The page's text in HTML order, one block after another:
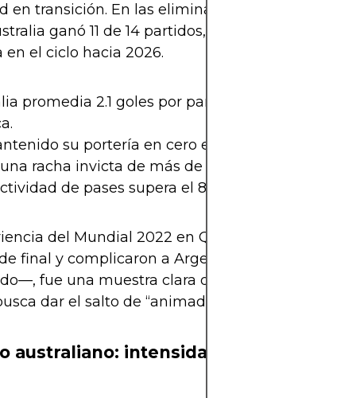
en transición. En las eliminatorias previas al
ganó 11 de 14 partidos, y su tendencia
en el ciclo hacia 2026.
promedia 2.1 goles por partido en la
su portería en cero en el 60% de los
racha invicta de más de 20 partidos en casa.
de pases supera el 83%.
del Mundial 2022 en Qatar, donde
final y complicaron a Argentina —posterior
fue una muestra clara de su progreso.
dar el salto de “animador” a “contendiente”.
australiano: intensidad y orden